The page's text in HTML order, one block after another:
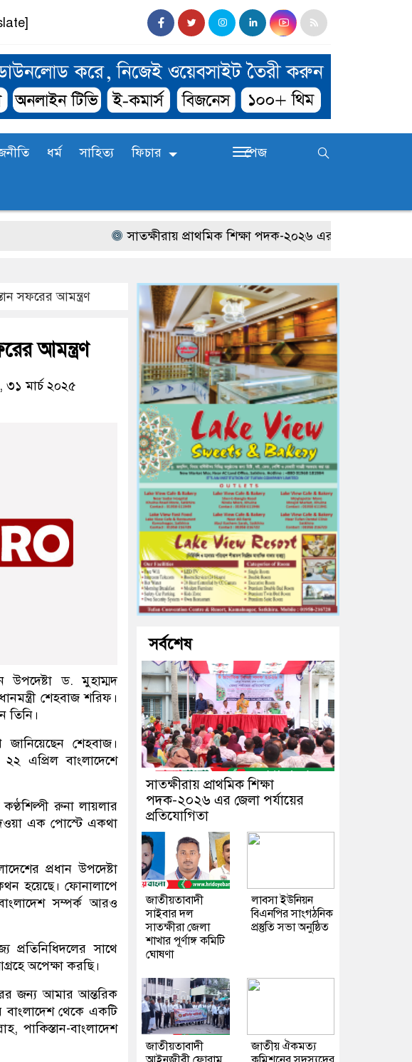
ধর্ম সাহিত্য ফিচার পেজ
সাতক্ষীরায় প্রাথমিক শিক্ষা পদক-২০২৬ এর জেলা পর্যায়ের
সফরের আমন্ত্রণ
আমন্ত্রণ
মার্চ ২০২৫
উপদেষ্টা ড. মুহাম্মদ
শেহবাজ শরিফ।
তিনি।
জানিয়েছেন শেহবাজ।
২২ এপ্রিল বাংলাদেশে
রুনা লায়লার
এক পোস্টে একথা
প্রধান উপদেষ্টা
হয়েছে। ফোনালাপে
সম্পর্ক আরও
সাথে
অপেক্ষা করছি।
জন্য আমার আন্তরিক
বাংলাদেশ থেকে একটি
পাকিস্তান-বাংলাদেশ
সর্বশেষ
সাতক্ষীরায় প্রাথমিক শিক্ষা
পদক-২০২৬ এর জেলা পর্যায়ের
প্রতিযোগিতা
জাতীয়তাবাদী
সাইবার দল
সাতক্ষীরা জেলা
শাখার পূর্ণাঙ্গ কমিটি
ঘোষণা
লাবসা ইউনিয়ন
বিএনপির সাংগঠনিক
প্রস্তুতি সভা অনুষ্ঠিত
জাতীয়তাবাদী
জাতীয় ঐকমত্য